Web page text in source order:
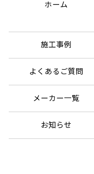
ホーム
施工事例
よくあるご質問
メーカー一覧
お知らせ